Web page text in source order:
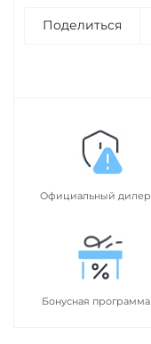
Поделиться
Официальный дилер
Бонусная программа